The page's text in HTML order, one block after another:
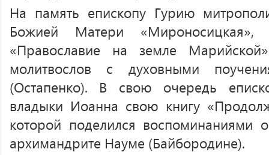
На память епископу Гурию
Божией Матери «Мироносицкая»,
«Православие на земле
молитвослов с духовными
(Остапенко). В свою очередь
владыки Иоанна свою книгу
которой поделился воспоминаниями
архимандрите Науме (Байбородине).